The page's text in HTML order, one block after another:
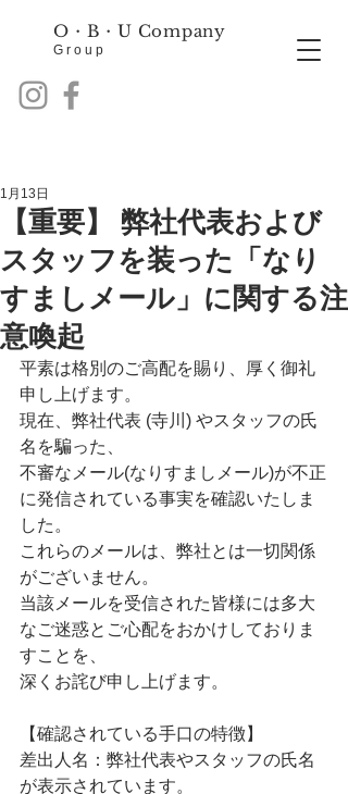
O・B・ U Company
Group
【重要】 弊社代表および
スタッフを装った「なり
すましメール」に関する注
意喚起
1月13日
平素は格別のご高配を賜り、厚く御礼
申し上げます。
現在、弊社代表 (寺川) やスタッフの氏
名を騙った、
不審なメール(なりすましメール)が不正
に発信されている事実を確認いたしま
した。
これらのメールは、弊社とは一切関係
がございません。
当該メールを受信された皆様には多大
なご迷惑とご心配をおかけしておりま
すことを、
深くお詫び申し上げます。
【確認されている手口の特徴】
差出人名：弊社代表やスタッフの氏名
が表示されています。